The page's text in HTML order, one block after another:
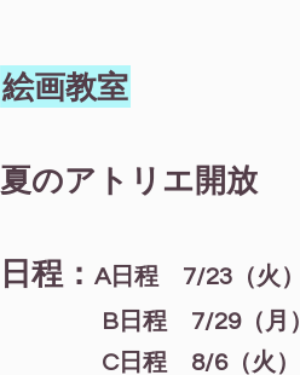
絵画教室
夏のアトリエ開放
日程： A日程 7/23（火
B日程 7/29（月
C日程 8/6（火）